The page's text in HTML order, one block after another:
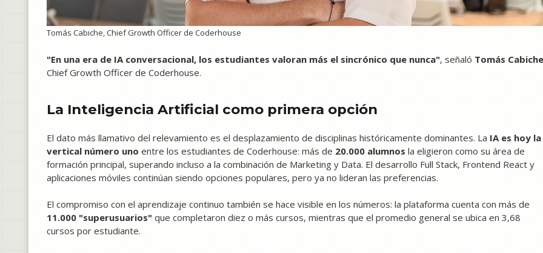
Tomás Cabiche, Chief Growth Officer de Coderhouse
"En una era de IA conversacional, los estudiantes valoran más el sincrónico que nunca", señaló Tomás Cabiche
Chief Growth Officer de Coderhouse.
La Inteligencia Artificial como primera opción
El dato más llamativo del relevamiento es el desplazamiento de disciplinas históricamente dominantes. La IA es hoy la
vertical número uno entre los estudiantes de Coderhouse: más de 20.000 alumnos la eligieron como su área de
formación principal, superando incluso a la combinación de Marketing y Data. El desarrollo Full Stack, Frontend React y
aplicaciones móviles continúan siendo opciones populares, pero ya no lideran las preferencias.
El compromiso con el aprendizaje continuo también se hace visible en los números: la plataforma cuenta con más de
11.000 "superusuarios" que completaron diez o más cursos, mientras que el promedio general se ubica en 3,68
cursos por estudiante.